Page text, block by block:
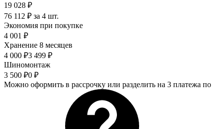
19 028 ₽
76 112 ₽ за 4 шт.
Экономия при покупке
4 001 ₽
Хранение 8 месяцев
4 000 ₽3 499 ₽
Шиномонтаж
3 500 ₽0 ₽
Можно оформить в рассрочку или разделить на 3 платежа по